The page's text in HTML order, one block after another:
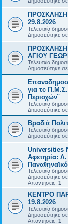
ΠΡΟΣΚΛΗΣΗ
29.8.2026
Τελευταία
Δημοσιεύτηκε σε
ΠΡΟΣΚΛΗΣΗ
ΑΓΙΟΥ
Τελευταία
Δημοσιεύτηκε σε
για το Π.Μ.Σ.
Περιοχών¨
Τελευταία
Δημοσιεύτηκε σε
Βραδιά
Τελευταία
Δημοσιεύτηκε σε
Universities
Αφετηρία: Λ.
Τελευταία
Δημοσιεύτηκε σε
Απαντήσεις: 1
ΚΕΝΤΡΟ
19.8.2026
Τελευταία
Δημοσιεύτηκε σε
Απαντήσεις: 1